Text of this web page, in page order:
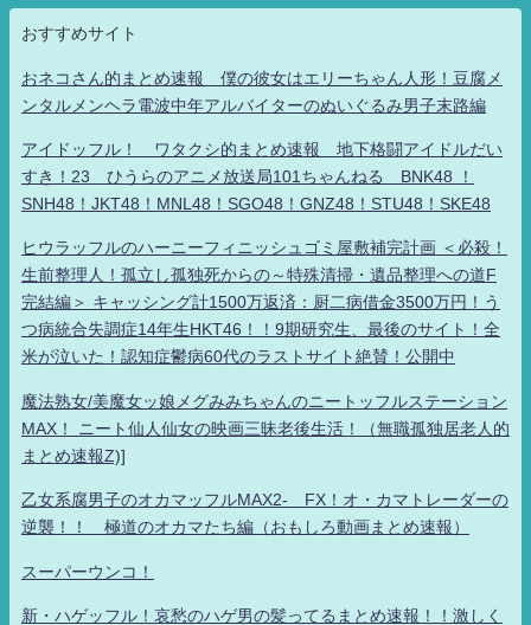
おすすめサイト
おネコさん的まとめ速報 僕の彼女はエリーちゃん人形！豆腐メ
ンタルメンヘラ電波中年アルバイターのぬいぐるみ男子末路編
アイドッフル！ ワタクシ的まとめ速報 地下格闘アイドルだい
すき！23 ひうらのアニメ放送局101ちゃんねる BNK48 ！
SNH48！JKT48！MNL48！SGO48！GNZ48！STU48！SKE48
ヒウラッフルのハーニーフィニッシュゴミ屋敷補完計画 ＜必殺！
生前整理人！孤立し孤独死からの～特殊清掃・遺品整理への道F
完結編＞ キャッシング計1500万返済：厨二病借金3500万円！う
つ病統合失調症14年生HKT46！！9期研究生、最後のサイト！全
米が泣いた！認知症鬱病60代のラストサイト絶賛！公開中
魔法熟女/美魔女ッ娘メグみみちゃんのニートッフルステーション
MAX！ ニート仙人仙女の映画三昧老後生活！（無職孤独居老人的
まとめ速報Z)]
乙女系腐男子のオカマッフルMAX2- FX！オ・カマトレーダーの
逆襲！！ 極道のオカマたち編（おもしろ動画まとめ速報）
スーパーウンコ！
新・ハゲッフル！哀愁のハゲ男の髪ってるまとめ速報！！激しく